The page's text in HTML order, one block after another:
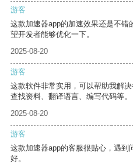
游客
这款加速器app的加速效果还是不
望开发者能够优化一下。
2025-08-20
游客
这款软件非常实用，可以帮助我解
查找资料、翻译语言、编写代码等。
2025-08-20
游客
这款加速器app的客服很贴心，遇到
好。